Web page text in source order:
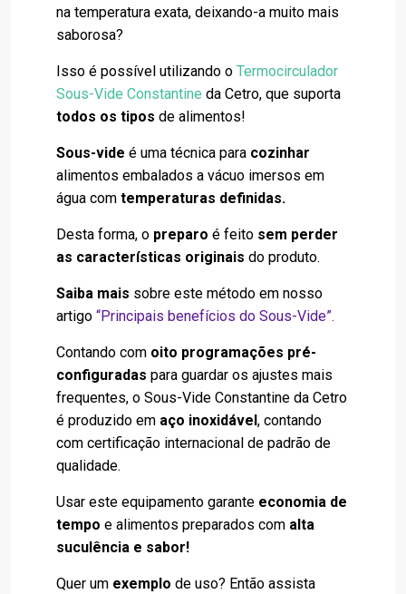
na temperatura exata, deixando-a muito mais
saborosa?
Isso é possível utilizando o Termocirculador
Sous-Vide Constantine da Cetro, que suporta
todos os tipos de alimentos!
Sous-vide é uma técnica para cozinhar
alimentos embalados a vácuo imersos em
água com temperaturas definidas.
Desta forma, o preparo é feito sem perder
as características originais do produto.
Saiba mais sobre este método em nosso
artigo “Principais benefícios do Sous-Vide”.
Contando com oito programações pré-
configuradas para guardar os ajustes mais
frequentes, o Sous-Vide Constantine da Cetro
é produzido em aço inoxidável , contando
com certificação internacional de padrão de
qualidade.
Usar este equipamento garante economia de
tempo e alimentos preparados com alta
suculência e sabor!
Quer um exemplo de uso? Então assista